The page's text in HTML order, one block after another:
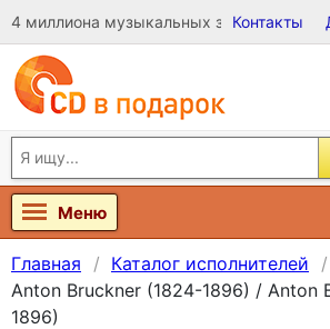
4 миллиона музыкальных записей на
Контакты
Меню
Главная Каталог исполнителей
Anton Bruckner (1824-1896) / Anton
1896)